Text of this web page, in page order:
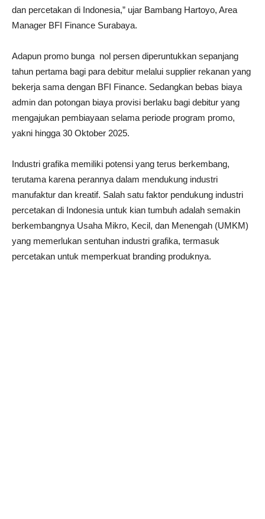
dan percetakan di Indonesia,” ujar Bambang Hartoyo, Area
Manager BFI Finance Surabaya.
Adapun promo bunga nol persen diperuntukkan sepanjang
tahun pertama bagi para debitur melalui supplier rekanan yang
bekerja sama dengan BFI Finance. Sedangkan bebas biaya
admin dan potongan biaya provisi berlaku bagi debitur yang
mengajukan pembiayaan selama periode program promo,
yakni hingga 30 Oktober 2025.
Industri grafika memiliki potensi yang terus berkembang,
terutama karena perannya dalam mendukung industri
manufaktur dan kreatif. Salah satu faktor pendukung industri
percetakan di Indonesia untuk kian tumbuh adalah semakin
berkembangnya Usaha Mikro, Kecil, dan Menengah (UMKM)
yang memerlukan sentuhan industri grafika, termasuk
percetakan untuk memperkuat branding produknya.